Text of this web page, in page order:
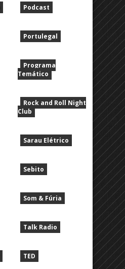
Podcast
Portulegal
Programa
Temático
Rock and Roll Night
Club
Sarau Elétrico
Sebito
Som & Fúria
Talk Radio
TED